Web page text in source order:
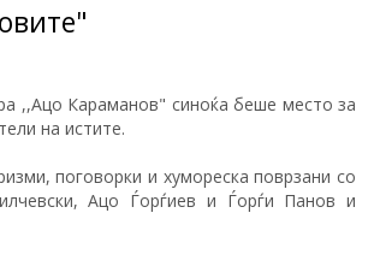
,,Ацо Караманов" синоќа беше место за
на истите.
поговорки и хумореска поврзани со
Ацо Ѓорѓиев и Ѓорѓи Панов и